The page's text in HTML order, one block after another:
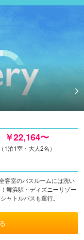
￥22,164〜
（1泊1室・大人2名）
客室のバスルームには洗い
舞浜駅・ディズニーリゾー
ャトルバスも運行。